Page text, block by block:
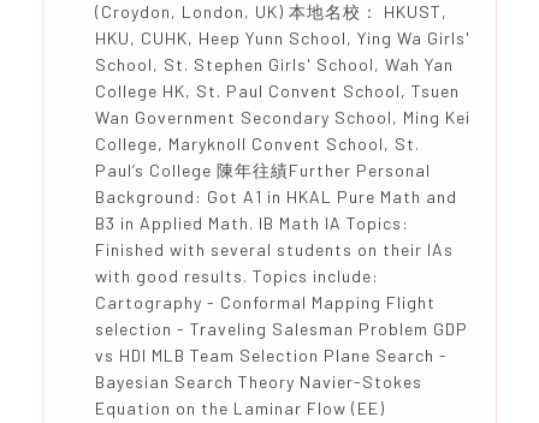
(Croydon, London, UK) 本地名校： HKUST,
HKU, CUHK, Heep Yunn School, Ying Wa Girls'
School, St. Stephen Girls' School, Wah Yan
College HK, St. Paul Convent School, Tsuen
Wan Government Secondary School, Ming Kei
College, Maryknoll Convent School, St.
Paul’s College 陳年往績Further Personal
Background: Got A1 in HKAL Pure Math and
B3 in Applied Math. IB Math IA Topics:
Finished with several students on their IAs
with good results. Topics include:
Cartography - Conformal Mapping Flight
selection - Traveling Salesman Problem GDP
vs HDI MLB Team Selection Plane Search -
Bayesian Search Theory Navier-Stokes
Equation on the Laminar Flow (EE)